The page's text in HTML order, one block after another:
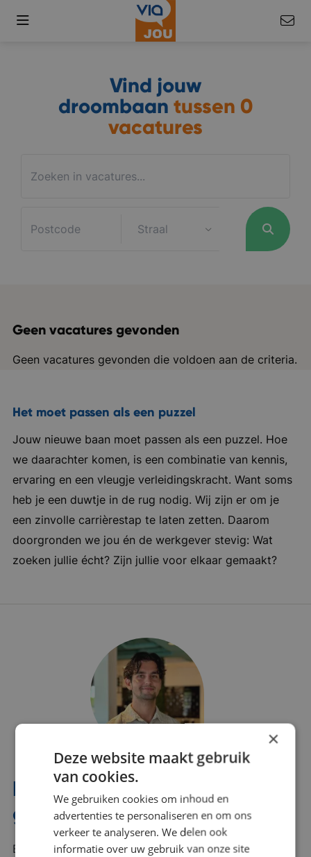
Vind jouw
droombaan tussen 0
vacatures
Geen vacatures gevonden
Geen vacatures gevonden die voldoen aan de criteria.
Het moet passen als een puzzel
Jouw nieuwe baan moet passen als een puzzel. Hoe
we daarachter komen, is een combinatie van kennis,
ervaring en een vleugje verleidingskracht. Want soms
heb je een duwtje in de rug nodig. Wij zijn er om je
een zinvolle carrièrestap te laten zetten. Daarom
doorgronden we jou én de werkgever stevig: Wat
zoeken jullie écht? Zijn jullie voor elkaar gemaakt?
Interesse? Benno helpt je
graag verder!
Bel of mail Benno met al jouw vragen. Benno staat
×
Deze website maakt gebruik
van cookies.
We gebruiken cookies om inhoud en
advertenties te personaliseren en om ons
verkeer te analyseren. We delen ook
informatie over uw gebruik van onze site